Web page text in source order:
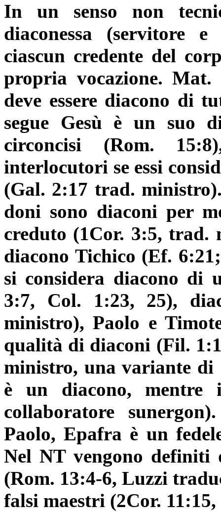
In un senso non
diaconessa (servitore e
ciascun credente del
propria vocazione. Mat.
deve essere diacono di
segue Gesù è un suo
circoncisi (Rom.
interlocutori se essi
(Gal. 2:17 trad.
doni sono diaconi per
creduto (1Cor. 3:5, trad.
diacono Tichico (Ef.
si considera diacono di
3:7, Col. 1:23, 25),
ministro), Paolo e
qualità di diaconi (Fil.
ministro, una variante di
è un diacono, mentre
collaboratore sunergon
Paolo, Epafra è un
Nel NT vengono
(Rom. 13:4-6, Luzzi
falsi maestri (2Cor.